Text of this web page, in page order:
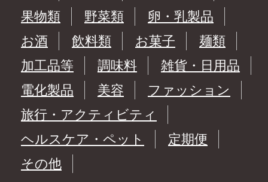
果物類
野菜類
卵・乳製品
お酒
飲料類 お菓子
麺類
加工品等
調味料
雑貨・日用品
電化製品
美容
ファッション
旅行・アクティビティ
ヘルスケア・ペット
定期便
その他